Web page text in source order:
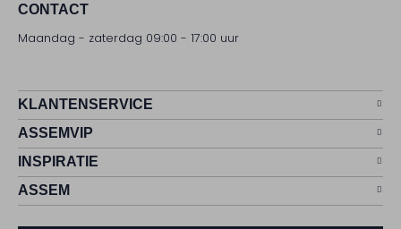
CONTACT
Maandag - zaterdag 09:00 - 17:00 uur
KLANTENSERVICE
ASSEMVIP
INSPIRATIE
ASSEM